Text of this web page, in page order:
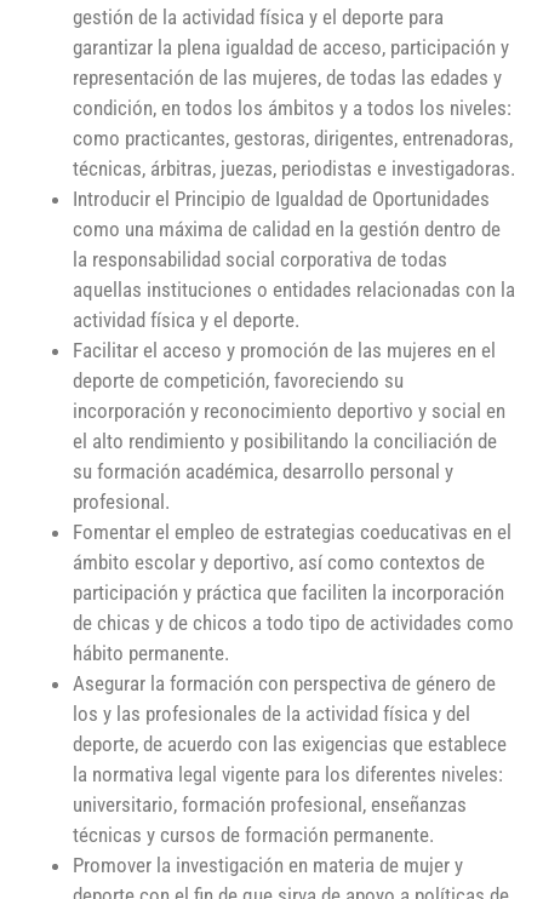
gestión de la actividad física y el deporte para
garantizar la plena igualdad de acceso, participación y
representación de las mujeres, de todas las edades y
condición, en todos los ámbitos y a todos los niveles:
como practicantes, gestoras, dirigentes, entrenadoras,
técnicas, árbitras, juezas, periodistas e investigadoras.
Introducir el Principio de Igualdad de Oportunidades
como una máxima de calidad en la gestión dentro de
la responsabilidad social corporativa de todas
aquellas instituciones o entidades relacionadas con la
actividad física y el deporte.
Facilitar el acceso y promoción de las mujeres en el
deporte de competición, favoreciendo su
incorporación y reconocimiento deportivo y social en
el alto rendimiento y posibilitando la conciliación de
su formación académica, desarrollo personal y
profesional.
Fomentar el empleo de estrategias coeducativas en el
ámbito escolar y deportivo, así como contextos de
participación y práctica que faciliten la incorporación
de chicas y de chicos a todo tipo de actividades como
hábito permanente.
Asegurar la formación con perspectiva de género de
los y las profesionales de la actividad física y del
deporte, de acuerdo con las exigencias que establece
la normativa legal vigente para los diferentes niveles:
universitario, formación profesional, enseñanzas
técnicas y cursos de formación permanente.
Promover la investigación en materia de mujer y